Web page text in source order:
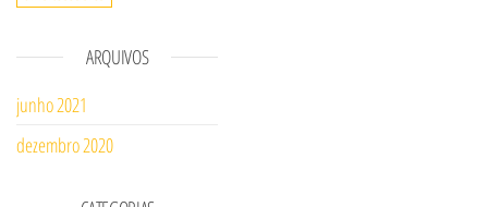
ARQUIVOS
junho 2021
dezembro 2020